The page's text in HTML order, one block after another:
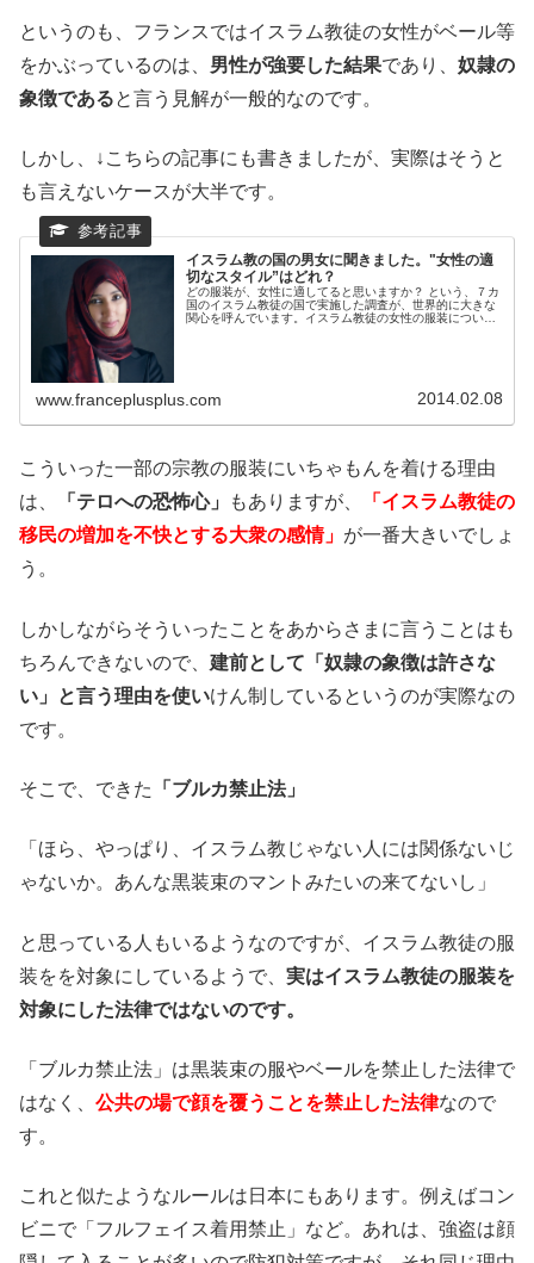
というのも、フランスではイスラム教徒の女性がベール等
をかぶっているのは、 男性が強要した結果であり、 奴隷の
象徴であると言う見解が一般的なのです。
しかし、↓こちらの記事にも書きましたが、実際はそうと
も言えないケースが大半です。
イスラム教の国の男女に聞きました。"女性の適
切なスタイル”はどれ？
どの服装が、女性に適してると思いますか？ という、７カ
国のイスラム教徒の国で実施した調査が、世界的に大きな
関心を呼んでいます。イスラム教徒の女性の服装について
www.franceplusplus.com 2014.02.08
こういった一部の宗教の服装にいちゃもんを着ける理由
は、
「テロへの恐怖心」 もありますが、
「イスラム教徒の
移民の増加を不快とする大衆の感情」 が一番大きいでしょ
う。
しかしながらそういったことをあからさまに言うことはも
ちろんできないので、 建前として「奴隷の象徴は許さな
い」と言う理由を使いけん制しているというのが実際なの
です。
そこで、できた 「ブルカ禁止法」
「ほら、やっぱり、イスラム教じゃない人には関係ないじ
ゃないか。あんな黒装束のマントみたいの来てないし」
と思っている人もいるようなのですが、イスラム教徒の服
装をを対象にしているようで、 実はイスラム教徒の服装を
対象にした法律ではないのです。
「ブルカ禁止法」は黒装束の服やベールを禁止した法律で
はなく、 公共の場で顔を覆うことを禁止した法律なので
す。
これと似たようなルールは日本にもあります。例えばコン
ビニで「フルフェイス着用禁止」など。あれは、強盗は顔